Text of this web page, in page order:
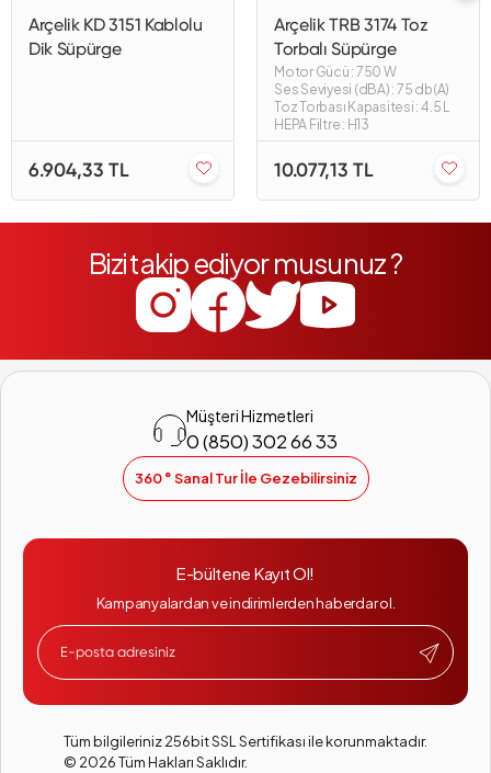
Arçelik KD 3151 Kablolu
Dik Süpürge
6.904,33 TL
Arçelik TRB 3174 Toz
Torbalı Süpürge
Motor Gücü : 750 W
Ses Seviyesi (dBA) : 75 db(A)
Toz Torbası Kapasitesi : 4.5 L
HEPA Filtre : H13
10.077,13 TL
Bizi takip ediyor musunuz ?
Müşteri Hizmetleri
0 (850) 302 66 33
360 ° Sanal Tur İle Gezebilirsiniz
E-bültene Kayıt Ol!
Kampanyalardan ve indirimlerden haberdar ol.
Tüm bilgileriniz 256bit SSL Sertifikası ile korunmaktadır.
© 2026Tüm Hakları Saklıdır.